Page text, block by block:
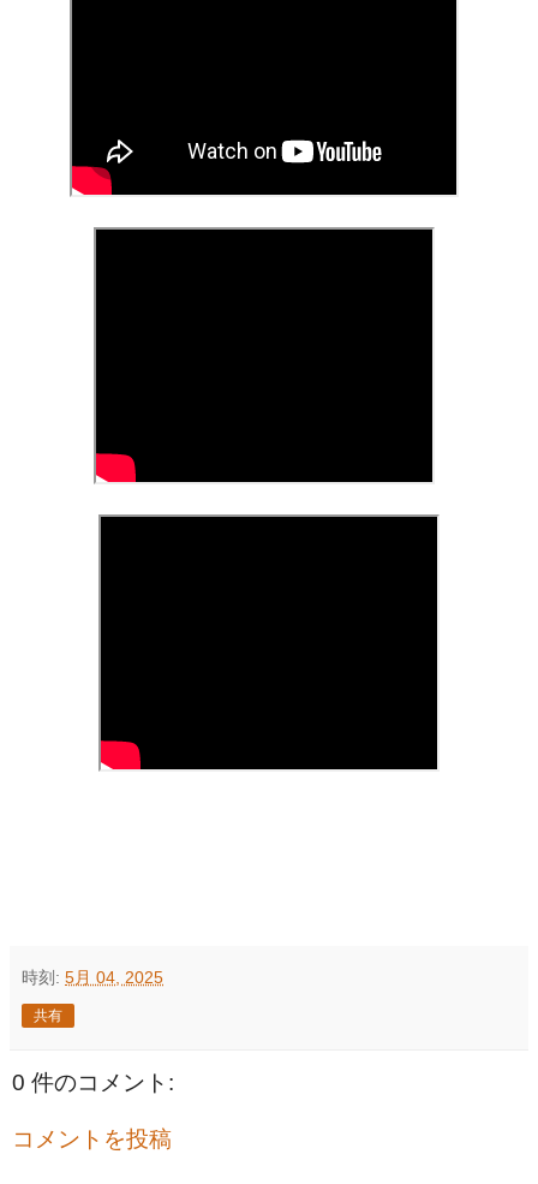
時刻: 5月 04, 2025
共有
0 件のコメント:
コメントを投稿